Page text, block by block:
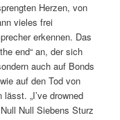
Herzen, von
vieles frei
erkennen. Das
end“ an, der sich
auch auf Bonds
auf den Tod von
„I’ve drowned
Null Siebens Sturz